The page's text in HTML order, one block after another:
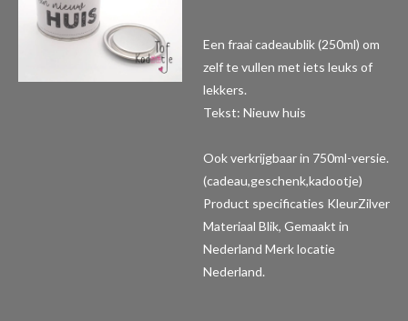
Een fraai cadeaublik (250ml) om
zelf te vullen met iets leuks of
lekkers.
Tekst: Nieuw huis
Ook verkrijgbaar in 750ml-versie.
(cadeau,geschenk,kadootje)
Product specificaties KleurZilver
Materiaal Blik, Gemaakt in
Nederland Merk locatie
Nederland.